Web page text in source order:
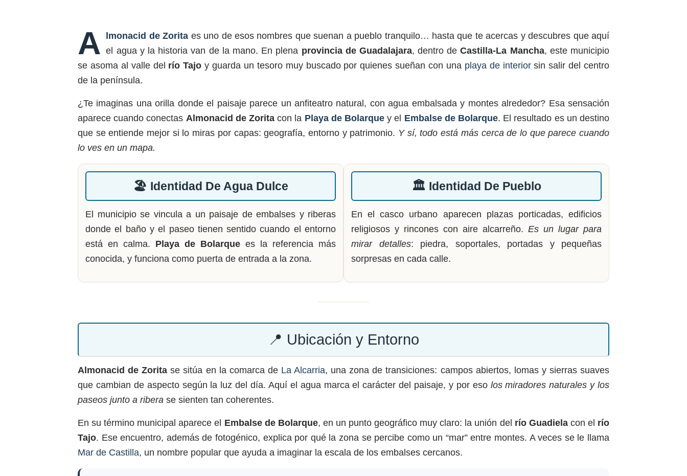
A lmonacid de Zorita es uno de esos nombres que suenan a pueblo tranquilo… hasta que te acercas y descubres que aquí
el agua y la historia van de la mano. En plena provincia de Guadalajara, dentro deCastilla-La Mancha, este municipio
se asoma al valle del río Tajo y guarda un tesoro muy buscado por quienes sueñan con una playa de interiorsin salir del centro
de la península.
¿Te imaginas una orilla donde el paisaje parece un anfiteatro natural, con agua embalsada y montes alrededor? Esa sensación
aparece cuando conectas Almonacid de Zorita con la Playa de Bolarque y el Embalse de Bolarque. El resultado es un destino
que se entiende mejor si lo miras por capas: geografía, entorno y patrimonio. Y sí, todo está más cerca de lo que parece cuando
lo ves en un mapa.
🏖️ Identidad De Agua Dulce
El municipio se vincula a un paisaje de embalses y riberas
donde el baño y el paseo tienen sentido cuando el entorno
está en calma. Playa de Bolarque es la referencia más
conocida, y funciona como puerta de entrada a la zona.
🏛️ Identidad De Pueblo
En el casco urbano aparecen plazas porticadas, edificios
religiosos y rincones con aire alcarreño. Es un lugar para
mirar detalles: piedra, soportales, portadas y pequeñas
sorpresas en cada calle.
📍 Ubicación y Entorno
Almonacid de Zorita se sitúa en la comarca de La Alcarria, una zona de transiciones: campos abiertos, lomas y sierras suaves
que cambian de aspecto según la luz del día. Aquí el agua marca el carácter del paisaje, y por eso los miradores naturales y los
paseos junto a ribera se sienten tan coherentes.
En su término municipal aparece el Embalse de Bolarque, en un punto geográfico muy claro: la unión del río Guadielacon el río
Tajo. Ese encuentro, además de fotogénico, explica por qué la zona se percibe como un “mar” entre montes. A veces se le llama
Mar de Castilla, un nombre popular que ayuda a imaginar la escala de los embalses cercanos.